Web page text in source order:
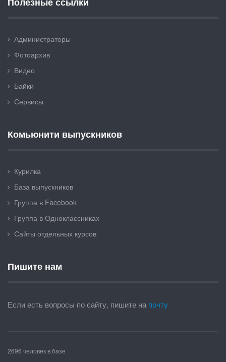
Администраторы
Фотоархив
Видео
Байки
Сервисы
Комьюнити выпускников
Курилка
База выпускников
Группа в Facebook
Группа в Одноклассниках
Сайты отдельных курсов
Пишите нам
Если есть вопросы по сайту, пишите на почту
2696 человек в базе